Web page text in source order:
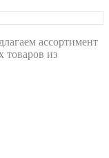
ассортимент
товаров из